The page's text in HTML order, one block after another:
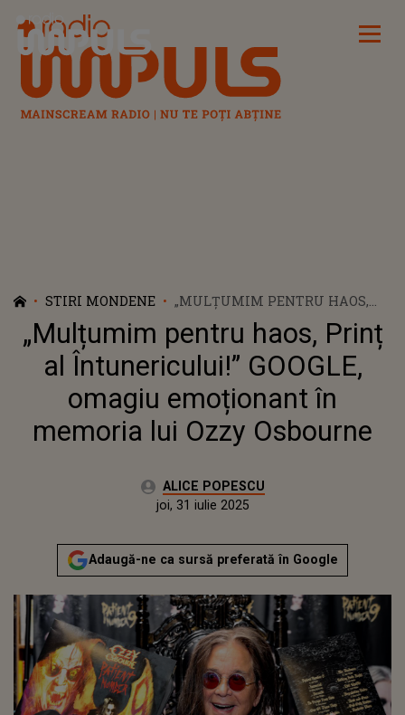
Radio Impuls
STIRI MONDENE
„MULȚUMIM PENTRU HAOS,
PRINȚ AL ÎNTUNERICULUI!”
GOOGLE, OMAGIU EMOȚIONANT
ÎN MEMORIA LUI OZZY
OSBOURNE
„Mulțumim pentru haos, Prinț
al Întunericului!” GOOGLE,
omagiu emoționant în
memoria lui Ozzy Osbourne
Autor:ALICE POPESCU
Actualizat:
joi, 31 iulie 2025
Adaugă-ne ca sursă preferată în Google